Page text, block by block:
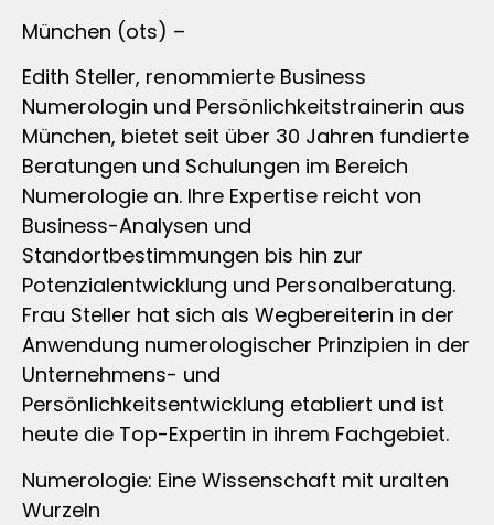
München (ots) –
Edith Steller, renommierte Business
Numerologin und Persönlichkeitstrainerin aus
München, bietet seit über 30 Jahren fundierte
Beratungen und Schulungen im Bereich
Numerologie an. Ihre Expertise reicht von
Business-Analysen und
Standortbestimmungen bis hin zur
Potenzialentwicklung und Personalberatung.
Frau Steller hat sich als Wegbereiterin in der
Anwendung numerologischer Prinzipien in der
Unternehmens- und
Persönlichkeitsentwicklung etabliert und ist
heute die Top-Expertin in ihrem Fachgebiet.
Numerologie: Eine Wissenschaft mit uralten
Wurzeln